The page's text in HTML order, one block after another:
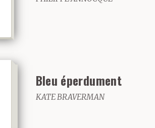
Bleu éperdument
KATE BRAVERMAN